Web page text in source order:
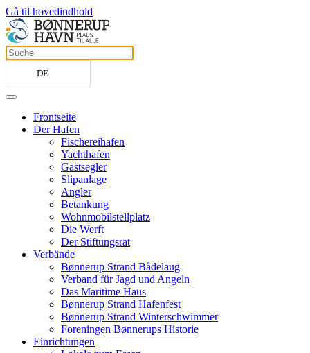
Gå til hovedindhold
DE
Frontseite
Der Hafen
Fischereihafen
Yachthafen
Gastsegler
Slipanlage
Angler
Betankung
Wohnmobilstellplatz
Die Werft
Der Stiftungsrat
Verbände
Bønnerup Strand Bådelaug
Verband für Jagd und Angeln
Das Maritime Haus
Bønnerup Strand Hafenfest
Bønnerup Strand Winterschwimmer
Foreningen Bønnerups Historie
Einrichtungen